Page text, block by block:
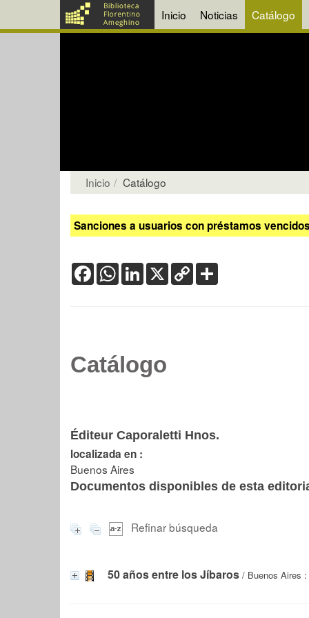
Inicio Noticias Catálogo
Inicio Catálogo
Sanciones a usuarios con préstamos
FacebookWhatsApp
LinkedIn
X Copy
Link
Catálogo
Éditeur Caporaletti Hnos.
localizada en :
Buenos Aires
Documentos disponibles de esta
Refinar búsqueda
50 años entre los Jíbaros / Buenos Aires